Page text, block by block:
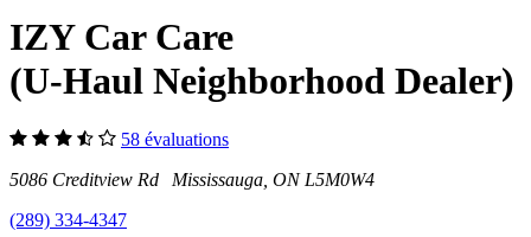
IZY Car Care
(U-Haul Neighborhood Dealer)
58 évaluations
5086 Creditview Rd Mississauga, ON L5M0W4
(289) 334-4347